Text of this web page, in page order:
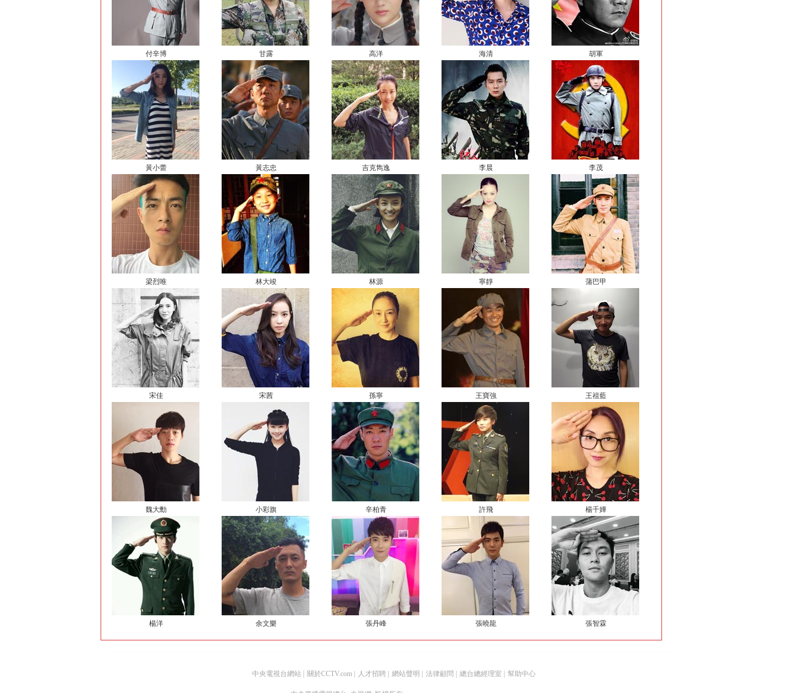
付辛博 甘露 高洋 海清 胡軍
黃小蕾 黃志忠 吉克雋逸 李晨 李茂
梁烈唯 林大竣 林源 寧靜 蒲巴甲
宋佳 宋茜 孫寧 王寶強 王祖藍
魏大勳 小彩旗 辛柏青 許飛 楊千嬅
楊洋 余文樂 張丹峰 張曉龍 張智霖
中央電視台網站 關於CCTV.com 人才招聘 網站聲明 法律顧問 總台總經理室 幫助中心